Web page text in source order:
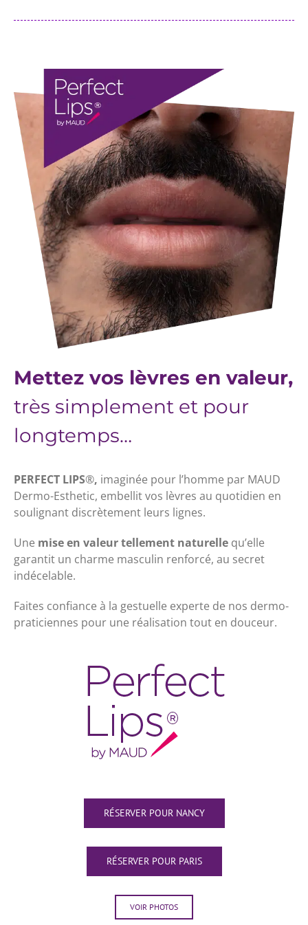
Mettez vos lèvres en valeur,
très simplement et pour
longtemps…
PERFECT LIPS®, imaginée pour l’homme par MAUD
Dermo-Esthetic, embellit vos lèvres au quotidien en
soulignant discrètement leurs lignes.
Une mise en valeur tellement naturelle qu’elle
garantit un charme masculin renforcé, au secret
indécelable.
Faites confiance à la gestuelle experte de nos dermo-
praticiennes pour une réalisation tout en douceur.
RÉSERVER POUR NANCY
RÉSERVER POUR PARIS
VOIR PHOTOS